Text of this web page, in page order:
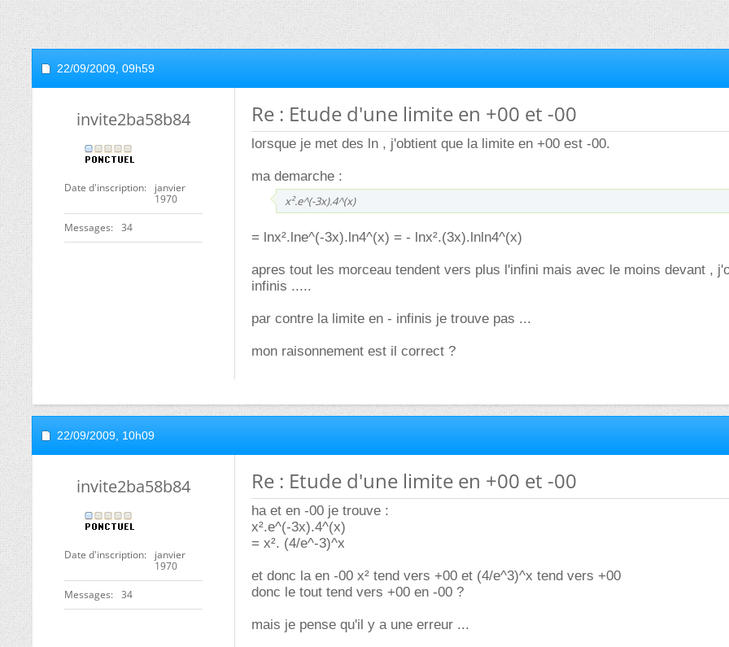
22/09/2009, 09h59
invite2ba58b84
Date d'inscription
janvier
1970
Messages 34
Re : Etude d'une limite en +00 et -00
lorsque je met des ln , j'obtient que la limite en +00 est -00.
ma demarche :
x².e^(-3x).4^(x)
= lnx².lne^(-3x).ln4^(x) = - lnx².(3x).lnln4^(x)
apres tout les morceau tendent vers plus l'infini mais avec le moins devant ,
infinis .....
par contre la limite en - infinis je trouve pas ...
mon raisonnement est il correct ?
22/09/2009, 10h09
invite2ba58b84
Date d'inscription
janvier
1970
Messages 34
Re : Etude d'une limite en +00 et -00
ha et en -00 je trouve :
x².e^(-3x).4^(x)
= x². (4/e^-3)^x
et donc la en -00 x² tend vers +00 et (4/e^3)^x tend vers +00
donc le tout tend vers +00 en -00 ?
mais je pense qu'il y a une erreur ...